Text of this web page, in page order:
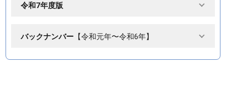
令和7年度版
バックナンバー 【令和元年〜令和6年】